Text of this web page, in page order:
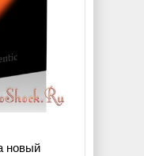
новый